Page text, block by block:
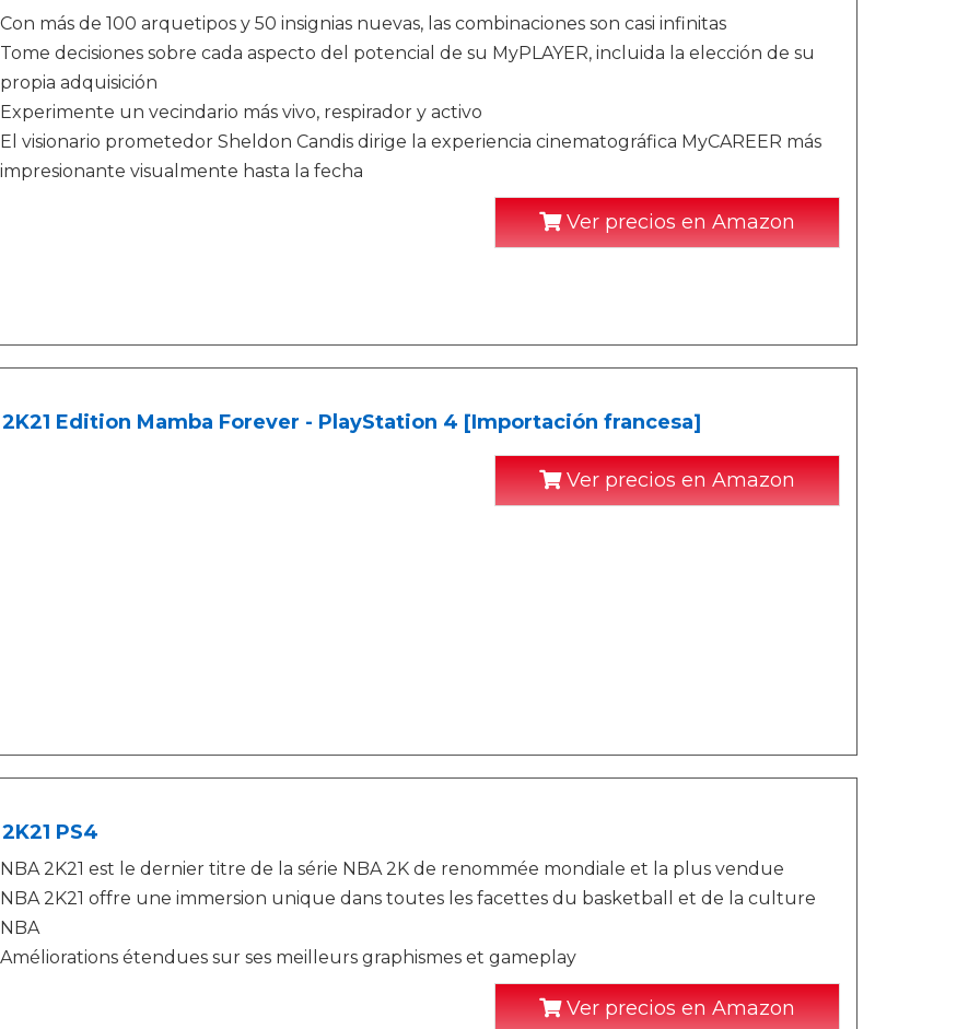
Con más de 100 arquetipos y 50 insignias nuevas, las combinaciones son casi infinitas
Tome decisiones sobre cada aspecto del potencial de su MyPLAYER, incluida la elección de su
propia adquisición
Experimente un vecindario más vivo, respirador y activo
El visionario prometedor Sheldon Candis dirige la experiencia cinematográfica MyCAREER más
impresionante visualmente hasta la fecha
Ver precios en Amazon
Edition Mamba Forever - PlayStation 4 [Importación francesa]
Ver precios en Amazon
PS4
NBA 2K21 est le dernier titre de la série NBA 2K de renommée mondiale et la plus vendue
NBA 2K21 offre une immersion unique dans toutes les facettes du basketball et de la culture
NBA
Améliorations étendues sur ses meilleurs graphismes et gameplay
Ver precios en Amazon